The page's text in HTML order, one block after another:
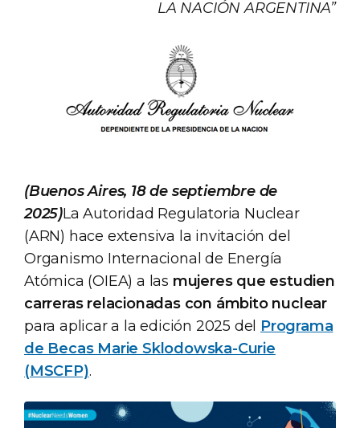
LA NACIÓN ARGENTINA”
(Buenos Aires, 18 de septiembre de
2025)La Autoridad Regulatoria Nuclear
(ARN) hace extensiva la invitación del
Organismo Internacional de Energía
Atómica (OIEA) a las mujeres que estudien
carreras relacionadas con ámbito nuclear
para aplicar a la edición 2025 del Programa
de Becas Marie Sklodowska-Curie
(MSCFP).